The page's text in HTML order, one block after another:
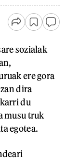
sozialak
ere gora
dira
du
musu truk
egotea.